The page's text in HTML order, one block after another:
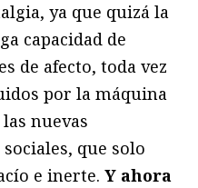
ya que quizá la
capacidad de
de afecto, toda vez
por la máquina
nuevas
que solo
e inerte. Y ahora